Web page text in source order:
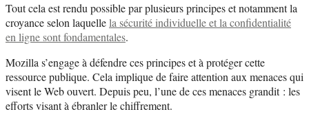
Tout cela est rendu possible par plusieurs principes et notamment la
croyance selon laquellela sécurité individuelle et la confidentialité
en ligne sont fondamentales.
Mozilla s’engage à défendre ces principes et à protéger cette
ressource publique. Cela implique de faire attention aux menaces qui
visent le Web ouvert. Depuis peu, l’une de ces menaces grandit : les
efforts visant à ébranler le chiffrement.